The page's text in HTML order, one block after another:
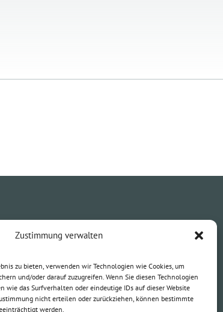
Zustimmung verwalten
zu bieten, verwenden wir Technologien wie Cookies, um
und/oder darauf zuzugreifen. Wenn Sie diesen Technologien
wie das Surfverhalten oder eindeutige IDs auf dieser Website
nicht erteilen oder zurückziehen, können bestimmte
werden.
7:30 — 18:30
7:30 — 18:30
7:30 — 18:00